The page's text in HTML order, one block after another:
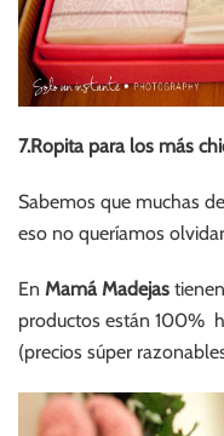
7.Ropita para los más
Sabemos que muchas
eso no queríamos
En Mamá Madejas
productos están 100%
(precios súper